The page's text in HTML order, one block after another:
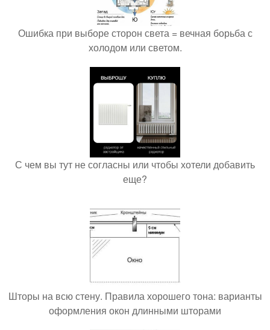
Ошибка при выборе сторон света = вечная борьба с
холодом или светом.
С чем вы тут не согласны или чтобы хотели добавить
еще?
Шторы на всю стену. Правила хорошего тона: варианты
оформления окон длинными шторами